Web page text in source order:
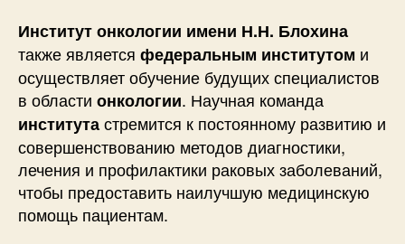
Институт онкологии имени Н.Н. Блохина
также является федеральным институтом и
осуществляет обучение будущих специалистов
в области онкологии. Научная команда
институтастремится к постоянному развитию и
совершенствованию методов диагностики,
лечения и профилактики раковых заболеваний,
чтобы предоставить наилучшую медицинскую
помощь пациентам.